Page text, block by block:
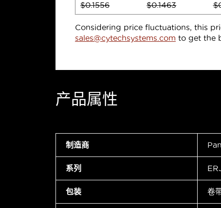
$0.1556
$0.1463
Considering price fluctuations, this
sales@cytechsystems.com to get the
产品属性
制造商
系列
包装 卷